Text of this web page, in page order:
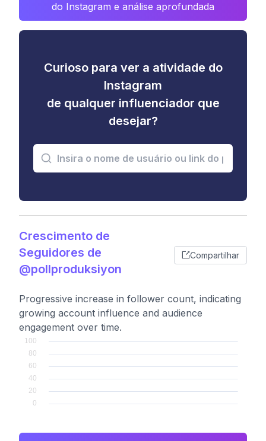
do Instagram e análise aprofundada
Curioso para ver a atividade do
Instagram
de qualquer influenciador que
desejar?
Crescimento de
Seguidores de
@pollproduksiyon
Compartilhar
Progressive increase in follower count, indicating
growing account influence and audience
engagement over time.